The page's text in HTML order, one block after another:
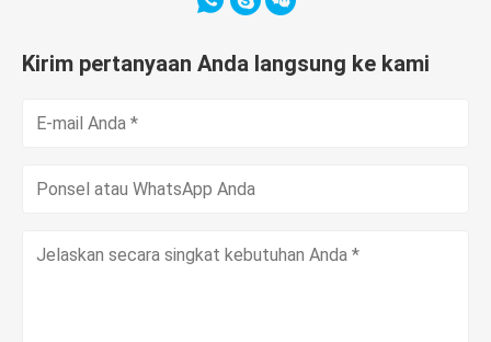
Kirim pertanyaan Anda langsung ke kami